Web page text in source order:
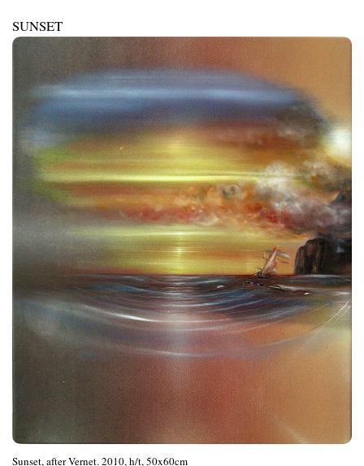
SUNSET
Sunset, after Vernet. 2010, h/t, 50x60cm